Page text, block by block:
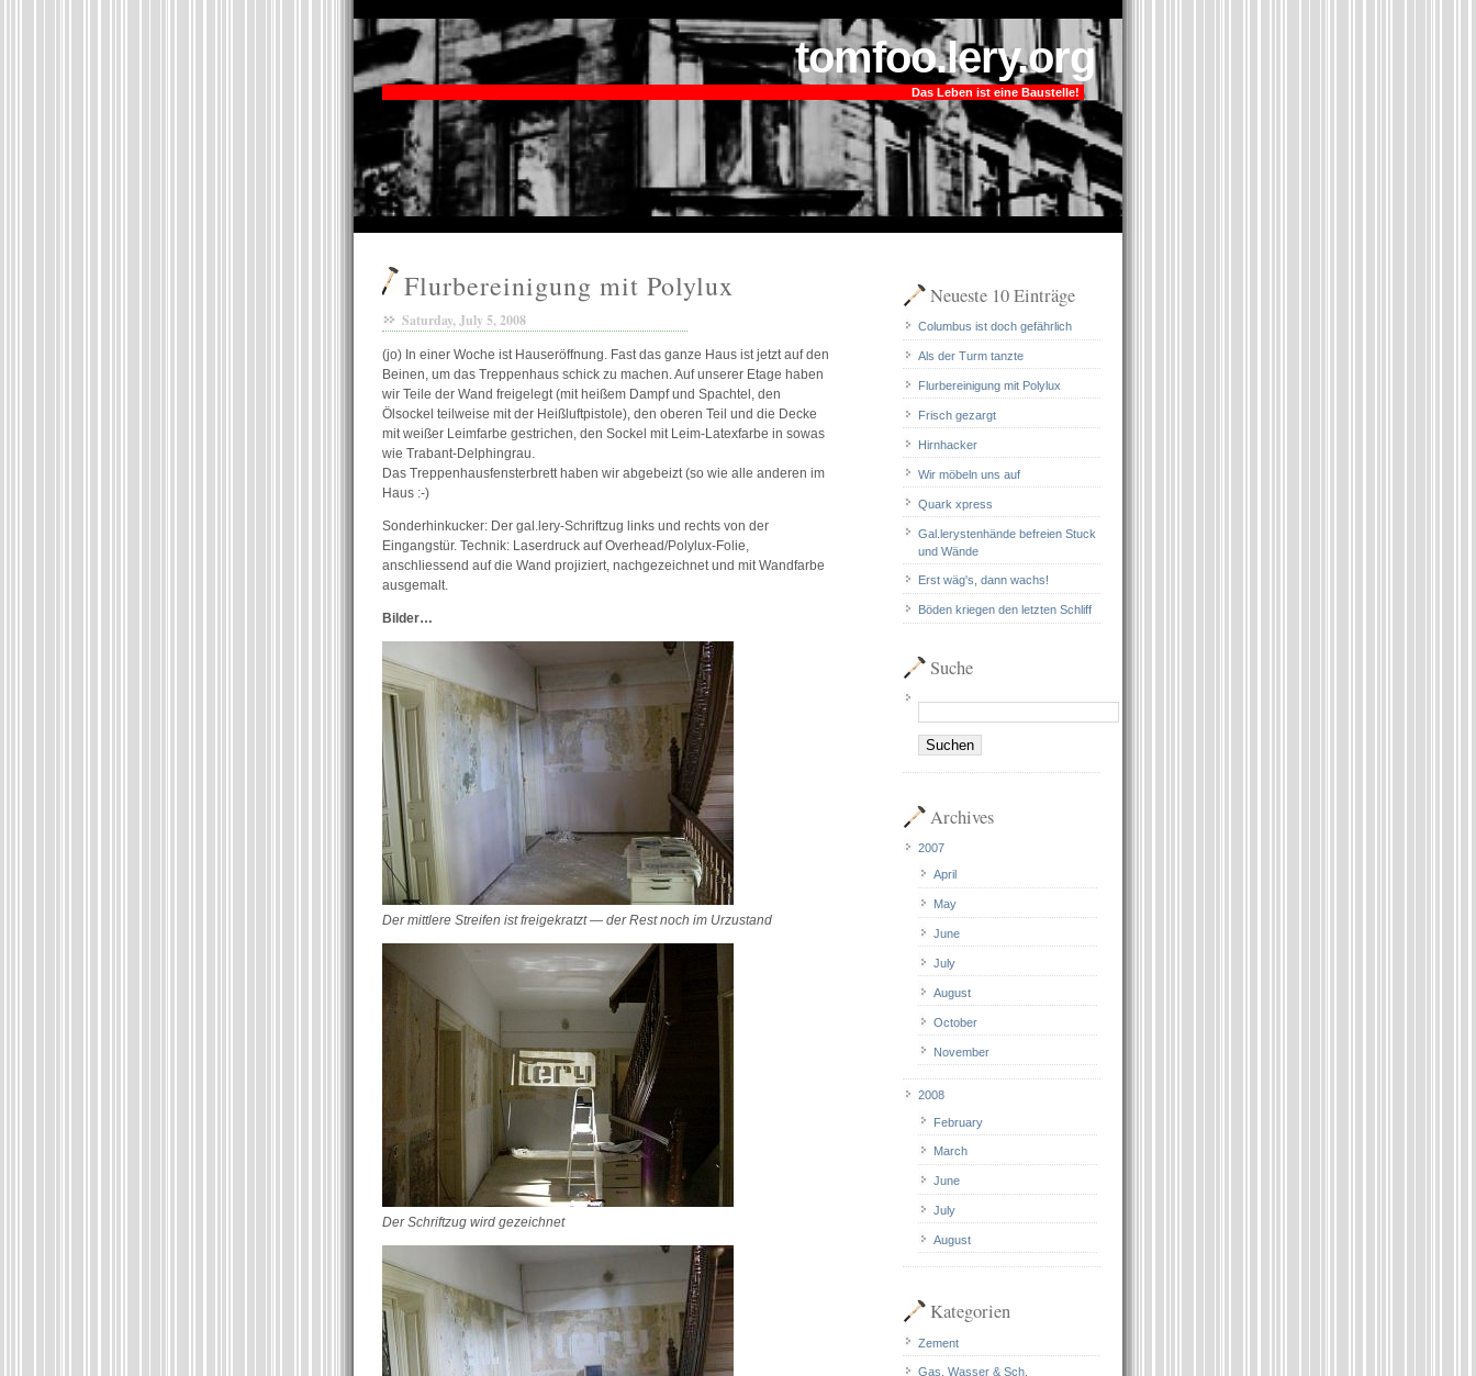
tomfoo.lery.org
Das Leben ist eine Baustelle!
Flurbereinigung mit Polylux
Saturday, July 5, 2008
(jo) In einer Woche ist Hauseröffnung. Fast das ganze Haus ist jetzt auf den
Beinen, um das Treppenhaus schick zu machen. Auf unserer Etage haben
wir Teile der Wand freigelegt (mit heißem Dampf und Spachtel, den
Ölsockel teilweise mit der Heißluftpistole), den oberen Teil und die Decke
mit weißer Leimfarbe gestrichen, den Sockel mit Leim-Latexfarbe in sowas
wie Trabant-Delphingrau.
Das Treppenhausfensterbrett haben wir abgebeizt (so wie alle anderen im
Haus :-)
Sonderhinkucker: Der gal.lery-Schriftzug links und rechts von der
Eingangstür. Technik: Laserdruck auf Overhead/Polylux-Folie,
anschliessend auf die Wand projiziert, nachgezeichnet und mit Wandfarbe
ausgemalt.
Bilder…
Der mittlere Streifen ist freigekratzt — der Rest noch im Urzustand
Der Schriftzug wird gezeichnet
Neueste 10 Einträge
Columbus ist doch gefährlich
Als der Turm tanzte
Flurbereinigung mit Polylux
Frisch gezargt
Hirnhacker
Wir möbeln uns auf
Quark xpress
Gal.lerystenhände befreien Stuck
und Wände
Erst wäg's, dann wachs!
Böden kriegen den letzten Schliff
Suche
Archives
2007
April
May
June
July
August
October
November
2008
February
March
June
July
August
Kategorien
Zement
Gas, Wasser & Sch.